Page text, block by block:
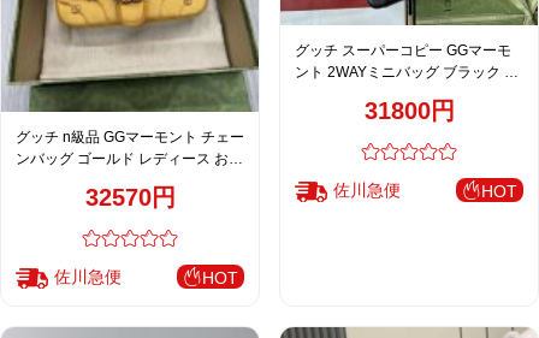
グッチ n級品 GGマーモント チェー
ンバッグ ゴールド レディース おす
32570円
佐川急便 HOT
グッチ スーパーコピー GGマーモ
ント 2WAYミニバッグ ブラック キ
31800円
佐川急便 HOT